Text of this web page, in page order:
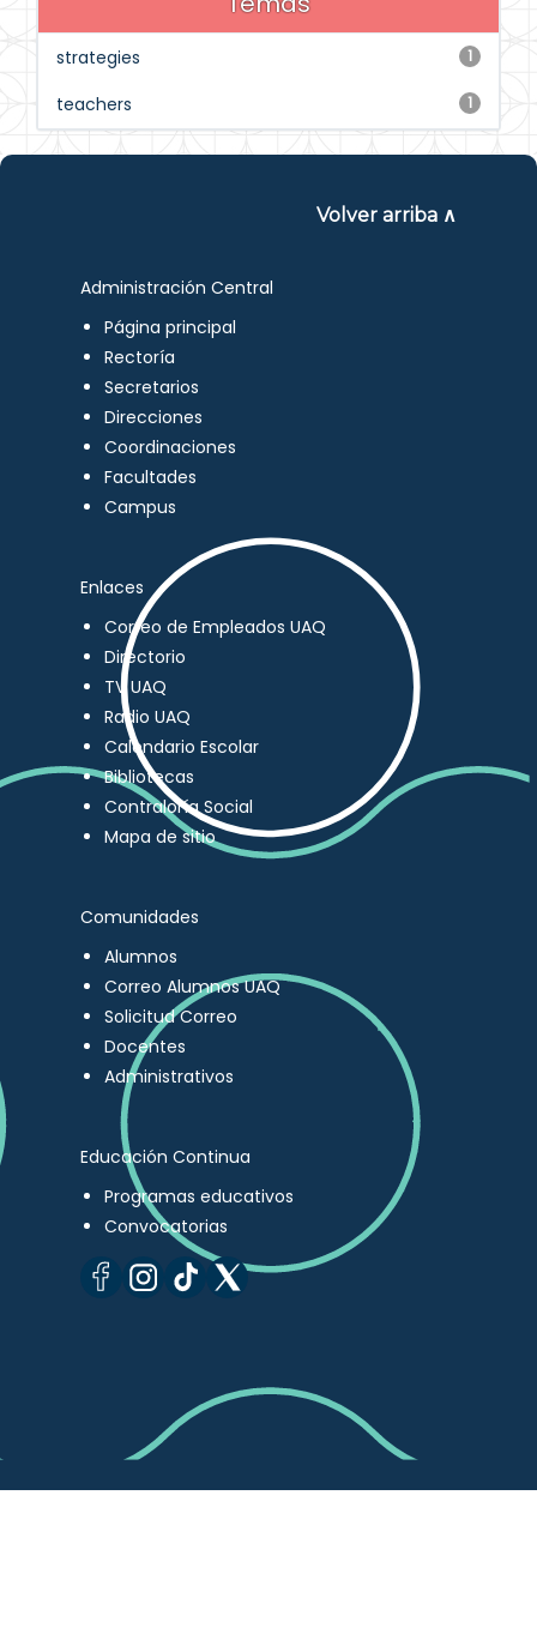
1
strategies
1
teachers
Volver arriba ∧
Administración Central
Página principal
Rectoría
Secretarios
Direcciones
Coordinaciones
Facultades
Campus
Enlaces
Correo de Empleados UAQ
Directorio
TV UAQ
Radio UAQ
Calendario Escolar
Bibliotecas
Contraloría Social
Mapa de sitio
Comunidades
Alumnos
Correo Alumnos UAQ
Solicitud Correo
Docentes
Administrativos
Educación Continua
Programas educativos
Convocatorias